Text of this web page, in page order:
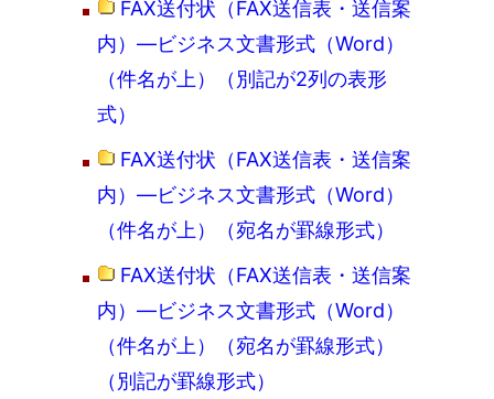
FAX送付状（FAX送信表・送信案
内）―ビジネス文書形式（Word）
（件名が上）（別記が2列の表形
式）
FAX送付状（FAX送信表・送信案
内）―ビジネス文書形式（Word）
（件名が上）（宛名が罫線形式）
FAX送付状（FAX送信表・送信案
内）―ビジネス文書形式（Word）
（件名が上）（宛名が罫線形式）
（別記が罫線形式）